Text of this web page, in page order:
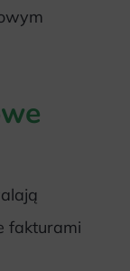
fakturami